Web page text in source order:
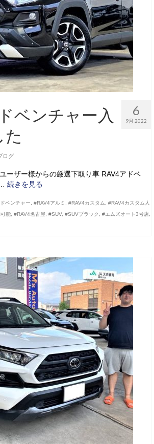
6
9月 2022
ベンチャー入
た
ログ
ーザー様からの厳選下取り車 RAV4アドベ
続きを見る
ベンチャー #RAV4アルミ #RAV4カスタム
#RAV4カスタム人
能 #RAV4名古屋 #SUV, #SUVブラック #エムズオート3号店